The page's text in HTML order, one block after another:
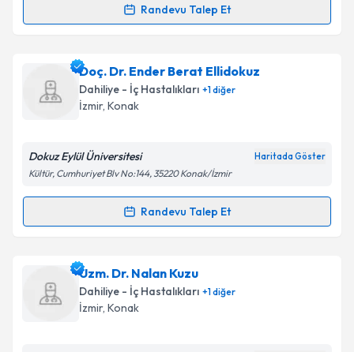
kapsamda işlenmesini kabul ediyorum.
Randevu Talep Et
Randevu Takvimi Talebi
Dr. Kamil Kayahaniçin randevu takvimi talebi
oluşturun. Size bu uzmandan randevu almanız için bir
takvim hazırlandığında e-posta ile bilgilendireceğiz.
Kişisel verilerimin işlenmesine ilişkin
Metni'ni okudum ve kişisel verilerimin belirtilen
Takvim Talebini Gönder
Doç. Dr. Ender Berat Ellidokuz
Dahiliye - İç Hastalıkları +1diğer
İzmir, Konak
Dokuz Eylül Üniversitesi Haritada Göster
Kültür, Cumhuriyet Blv No:144, 35220 Konak/İzmir
Randevu Talep Et
Randevu Takvimi Talebi
Doç. Dr. Ender Berat Ellidokuz
talebi oluşturun. Size bu uzmandan randevu almanız
için bir takvim hazırlandığında e-posta ile
Uzm. Dr. Nalan Kuzu
Dahiliye - İç Hastalıkları +1diğer
İzmir, Konak